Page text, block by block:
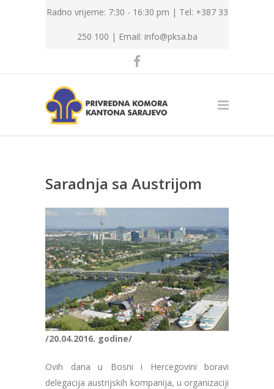
Radno vrijeme: 7:30 - 16:30 pm | Tel: +387 33
250 100 | Email: info@pksa.ba
Saradnja sa Austrijom
/20.04.2016. godine/
Ovih dana u Bosni i Hercegovini boravi
delegacija austrijskih kompanija, u organizaciji